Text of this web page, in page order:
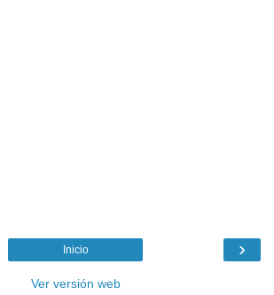
›
Inicio
Ver versión web